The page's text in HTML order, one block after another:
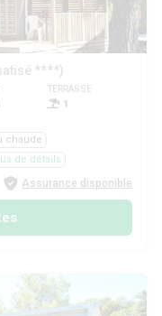
****)
TERRASSE
1
chaude
de détails
Assurance disponible